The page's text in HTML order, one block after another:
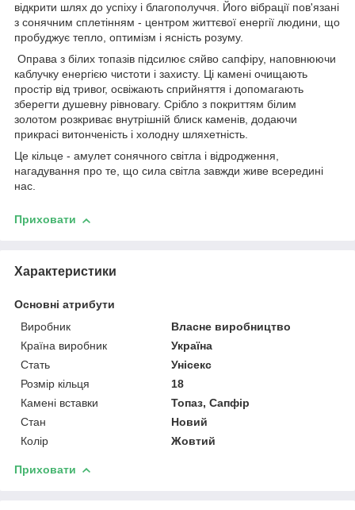
відкрити шлях до успіху і благополуччя. Його вібрації пов'язані
з сонячним сплетінням - центром життєвої енергії людини, що
пробуджує тепло, оптимізм і ясність розуму.
Оправа з білих топазів підсилює сяйво сапфіру, наповнюючи
каблучку енергією чистоти і захисту. Ці камені очищають
простір від тривог, освіжають сприйняття і допомагають
зберегти душевну рівновагу. Срібло з покриттям білим
золотом розкриває внутрішній блиск каменів, додаючи
прикрасі витонченість і холодну шляхетність.
Це кільце - амулет сонячного світла і відродження,
нагадування про те, що сила світла завжди живе всередині
нас.
Приховати
Характеристики
Основні атрибути
Виробник
Власне виробництво
Країна виробник
Україна
Стать
Унісекс
Розмір кільця
18
Камені вставки
Топаз, Сапфір
Стан
Новий
Колір
Жовтий
Приховати